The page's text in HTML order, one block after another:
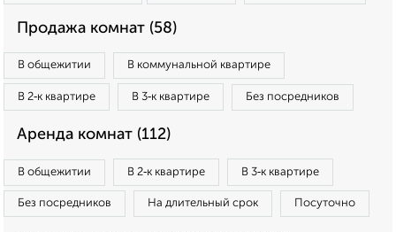
Продажа комнат (58)
В общежитии В коммунальной квартире
В 2‑к квартире В 3‑к квартире Без посредников
Аренда комнат (112)
В общежитии В 2‑к квартире В 3‑к квартире
Без посредников На длительный срок Посуточно